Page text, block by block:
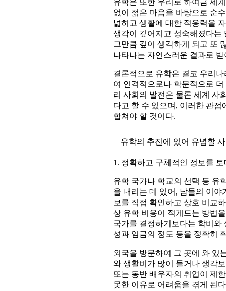
유학은 또한 우리로 하여금 세
없이 젊은 마음을 바탕으로 순
넓히고 생활에 대한 적응력을
생각이 깊어지고 성숙해졌다는
그만큼 깊이 생각하게 되고 또
나타나는 자연스러운 결과로
결론적으로 유학은 결코 우리
여 인격적으로나 학문적으로
리 사회의 발전은 물론 세계 사
다고 할 수 있으며, 이러한 관
합쳐야 할 것이다.
유학의 추진에 있어 유념할
1. 정확하고 구체적인 정보를
유학 국가나 학교의 선택 등 유
을 내리는 데 있어, 남들의 이
보를 직접 확인하고 상호 비교
상 유학 비용이 적게드는 방법
국가를 결정하기보다는 학비와
성과 임금의 정도 등을 정확히
외국을 방문하여 그 곳에 와 있
와 생활비가 많이 들거나 생각
또는 동반 배우자의 취업이 제
못한 이유로 어려움을 겪게 된